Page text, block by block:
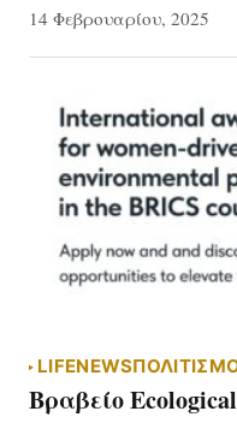
14 Φεβρουαρίου, 2025
LIFENEWS
Βραβείο